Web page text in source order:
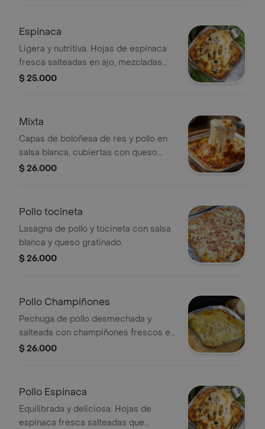
artesanal. Refrescante, clásica y
siempre irresistible.
Espinaca
Ligera y nutritiva. Hojas de espinaca
fresca salteadas en ajo, mezcladas
con queso mozarella suave y una
fundido.
$ 25.000
Mixta
Capas de boloñesa de res y pollo en
salsa blanca, cubiertas con queso
gratinado.
$ 26.000
Pollo tocineta
Lasagna de pollo y tocineta con salsa
blanca y queso gratinado.
$ 26.000
Pollo Champiñones
Pechuga de pollo desmechada y
salteada con champiñones frescos en
una cremosa salsa bechamel de la
boca.
$ 26.000
Pollo Espinaca
Equilibrada y deliciosa. Hojas de
espinaca fresca salteadas que